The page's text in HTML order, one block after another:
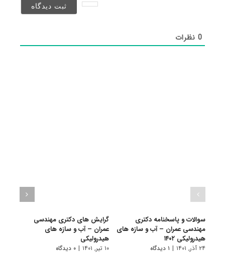
0نظرات
سوالات و پاسخنامه دکتری
مهندسی عمران – آب و سازه ‎های
هیدرولیکی ۱۴۰۲
۲۴ آذر, ۱۴۰۱ | ۱ دیدگاه
گرایش های دکتری مهندسی
ﻋﻤﺮان – آب و ﺳﺎزه ﻫﺎی
هیدرولیکی
۱۰ تیر, ۱۴۰۱ | ۰ دیدگاه